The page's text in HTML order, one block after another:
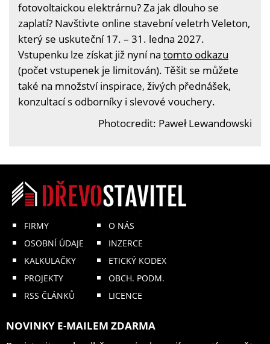
fotovoltaickou elektrárnu? Za jak dlouho se
zaplatí? Navštivte online stavební veletrh Veleton,
který se uskuteční 17. – 31. ledna 2027.
Vstupenku lze získat již nyní na tomto odkazu
(počet vstupenek je limitován). Těšit se můžete
také na množství inspirace, živých přednášek,
konzultací s odborníky i slevové vouchery.
Photocredit: Paweł Lewandowski
FIRMY
OSOBNÍ ÚDAJE
KALKULAČKY
PROJEKTY
RSS ČLÁNKŮ
O NÁS
INZERCE
ETICKÝ KODEX
OBCH. PODM.
LICENCE
NOVINKY E-MAILEM ZDARMA